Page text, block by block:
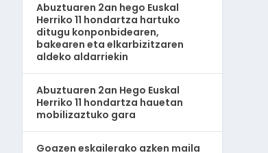
Abuztuaren 2an hego Euskal
Herriko 11 hondartza hartuko
ditugu konponbidearen,
bakearen eta elkarbizitzaren
aldeko aldarriekin
Abuztuaren 2an Hego Euskal
Herriko 11 hondartza hauetan
mobilizaztuko gara
Goazen eskailerako azken maila